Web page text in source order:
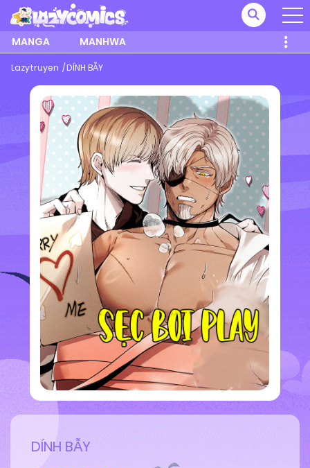
MANGA MANHWA
Lazytruyen DÍNH BẪY
DÍNH BẪY